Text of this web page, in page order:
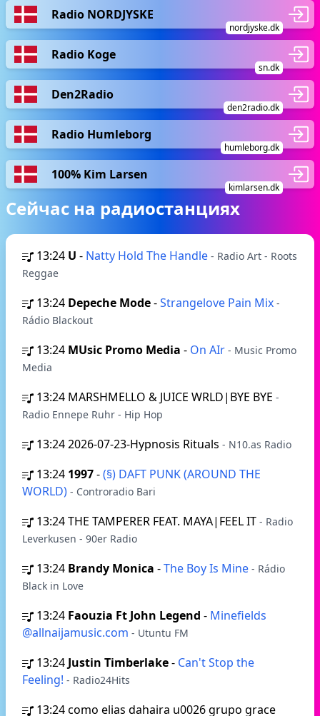
Radio NORDJYSKE
nordjyske.dk
Radio Koge
sn.dk
Den2Radio
den2radio.dk
Radio Humleborg
humleborg.dk
100% Kim Larsen
kimlarsen.dk
Сейчас на радиостанциях
13:24 U - Natty Hold The Handle - Radio Art - Roots
Reggae
13:24 Depeche Mode-Strangelove Pain Mix -
Rádio Blackout
13:24 MUsic Promo Media - On AIr - Music Promo
Media
13:24 MARSHMELLO & JUICE WRLD|BYE BYE -
Radio Ennepe Ruhr - Hip Hop
13:242026-07-23-Hypnosis Rituals - N10.as Radio
13:24 1997-(§) DAFT PUNK (AROUND THE
WORLD) - Controradio Bari
13:24THE TAMPERER FEAT. MAYA|FEEL IT - Radio
Leverkusen - 90er Radio
13:24 Brandy Monica -The Boy Is Mine - Rádio
Black in Love
13:24 Faouzia Ft John Legend - Minefields
@allnaijamusic.com - Utuntu FM
13:24 Justin Timberlake- Can't Stop the
Feeling! - Radio24Hits
13:24como elias dahaira u0026 grupo grace